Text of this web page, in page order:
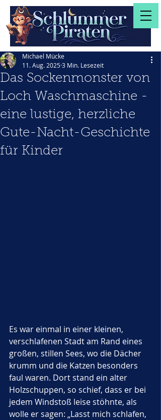
Das Sockenmonster von
Loch Waschmaschine -
eine lustige, herzliche
Gute-Nacht-Geschichte
für Kinder
Michael Mücke
11. Aug. 20253 Min. Lesezeit
Es war einmal in einer kleinen,
verschlafenen Stadt am Rand eines
großen, stillen Sees, wo die Dächer
krumm und die Katzen besonders
faul waren. Dort stand ein alter
Holzschuppen, so schief, dass er bei
jedem Windstoß leise stöhnte, als
wolle er sagen: „Lasst mich schlafen,